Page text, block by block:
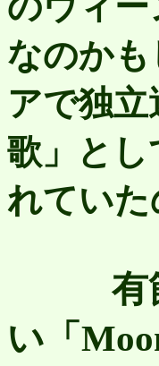
なのか
アで独
歌」と
れていた
有
い「